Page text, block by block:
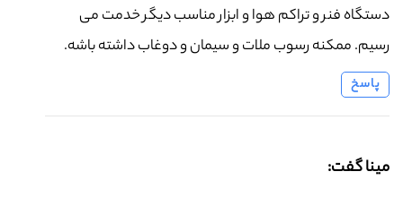
دستگاه فنر و تراکم هوا و ابزار مناسب دیگر خدمت می
رسیم. ممکنه رسوب ملات و سیمان و دوغاب داشته باشه.
پاسخ
مینا گفت: